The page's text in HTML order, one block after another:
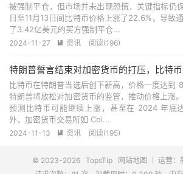
被强制平仓，但市场并未出现恐慌，关键指标仍
日至11月13日间比特币价格上涨了22.6%，导致
了3.42亿美元的买方强制平仓...
2024-11-27  资讯 阅读(196)
特朗普誓言结束对加密货币的打压，比特
比特币在特朗普当选后创下新高，价格一度达到
特朗普将放松对加密货币的监管，推动价格上涨
预测比特币可能继续上涨，甚至在 2024 年底
外，加密货币交易所如 Coi...
2024-11-13  资讯 阅读(195)
© 2023-2026 TopsTip 网站地图 ｜ 运营：